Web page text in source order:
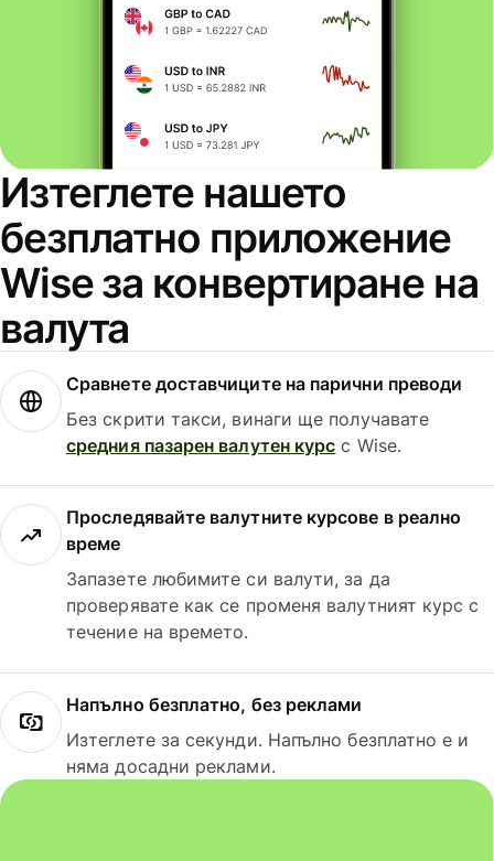
Изтеглете нашето
безплатно приложение
Wise за конвертиране на
валута
Сравнете доставчиците на парични преводи
Без скрити такси, винаги ще получавате
средния пазарен валутен курс с Wise.
Проследявайте валутните курсове в реално
време
Запазете любимите си валути, за да
проверявате как се променя валутният курс с
течение на времето.
Напълно безплатно, без реклами
Изтеглете за секунди. Напълно безплатно е и
няма досадни реклами.